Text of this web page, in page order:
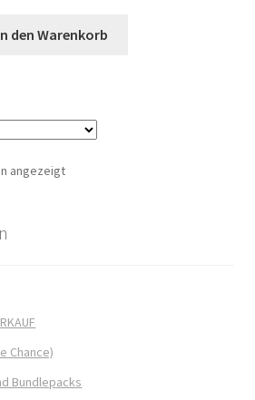
Silberwölfe
den Warenkorb
angezeigt
Chance)
Bundlepacks